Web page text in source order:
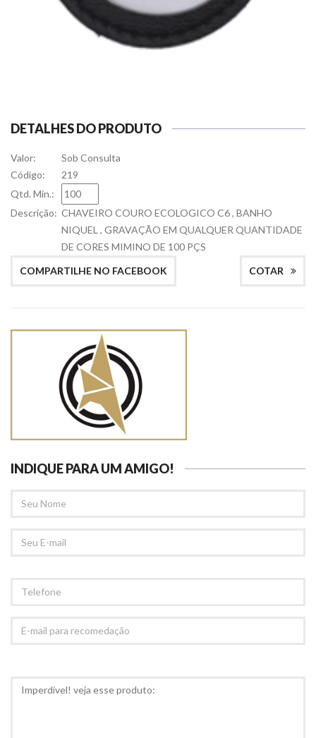
DETALHES DO PRODUTO
Valor:
Sob Consulta
Código:
219
Qtd. Min.:
Descrição: CHAVEIRO COURO ECOLOGICO C6 , BANHO
NIQUEL , GRAVAÇÃO EM QUALQUER QUANTIDADE
DE CORES MIMINO DE 100 PÇS
COTAR
COMPARTILHE NO FACEBOOK
INDIQUE PARA UM AMIGO!
NOME
EMAIL
MAIL